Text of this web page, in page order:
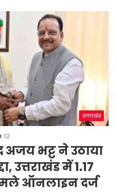
उत्तराखंड
12
भट्ट ने उठाया
उत्तराखंड में 1.17
ऑनलाइन दर्ज